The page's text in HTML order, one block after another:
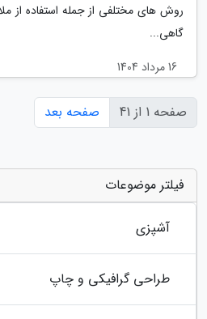
روش های مختلفی از جمله استفاده
گاهی...
16 مرداد 1404
صفحه 1 از 41 صفحه بعد
فیلتر موضوعات
آشپزی
طراحی گرافیکی و چاپ